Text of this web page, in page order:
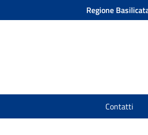
Regione
Contatti